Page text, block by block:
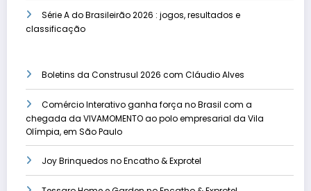
Série A do Brasileirão 2026 : jogos, resultados e
classificação
Boletins da Construsul 2026 com Cláudio Alves
Comércio Interativo ganha força no Brasil com a
chegada da VIVAMOMENTO ao polo empresarial da Vila
Olímpia, em São Paulo
Joy Brinquedos no Encatho & Exprotel